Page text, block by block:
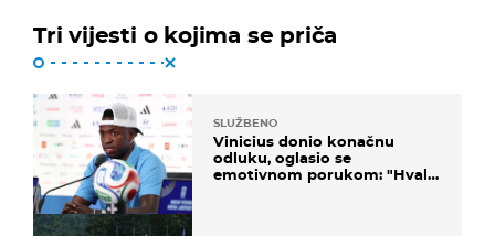
Tri vijesti o kojima se priča
SLUŽBENO
Vinicius donio konačnu
odluku, oglasio se
emotivnom porukom: "Hvala